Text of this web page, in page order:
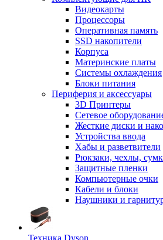
Видеокарты
Процессоры
Оперативная память
SSD накопители
Корпуса
Материнские платы
Системы охлаждения
Блоки питания
Периферия и аксессуары
3D Принтеры
Сетевое
Жесткие диски и
Устройства ввода
Хабы и разветвители
Рюкзаки, чехлы,
Защитные пленки
Компьютерные очки
Кабели и блоки
Наушники и
Техника Dyson